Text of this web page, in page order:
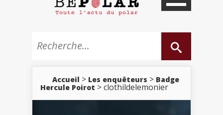
Accueil > Les enquêteurs > Badge
Hercule Poirot > clothildelemonier